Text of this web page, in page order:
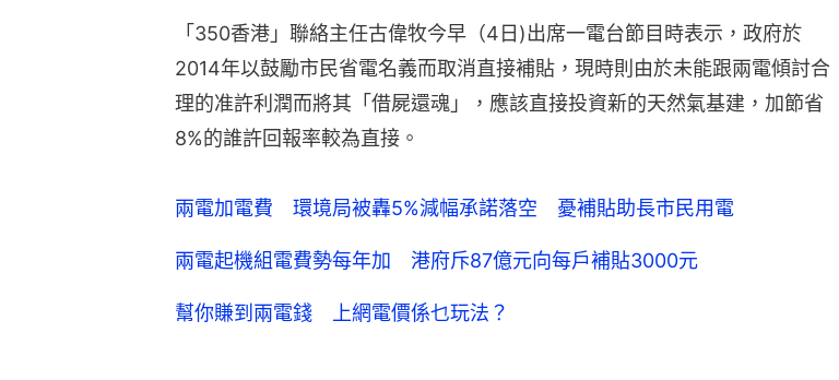
「350香港」聯絡主任古偉牧今早（4日)出席一電台節目時表示，政府於
2014年以鼓勵市民省電名義而取消直接補貼，現時則由於未能跟兩電傾討合
理的准許利潤而將其「借屍還魂」，應該直接投資新的天然氣基建，加節省
8%的誰許回報率較為直接。
兩電加電費 環境局被轟5%減幅承諾落空 憂補貼助長市民用電
兩電起機組電費勢每年加 港府斥87億元向每戶補貼3000元
幫你賺到兩電錢 上網電價係乜玩法？